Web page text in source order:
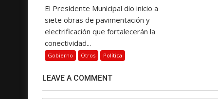
El Presidente Municipal dio inicio a
siete obras de pavimentación y
electrificación que fortalecerán la
conectividad...
Gobierno Otros Política
LEAVE A COMMENT